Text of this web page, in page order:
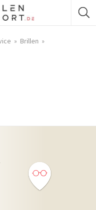
Brillen